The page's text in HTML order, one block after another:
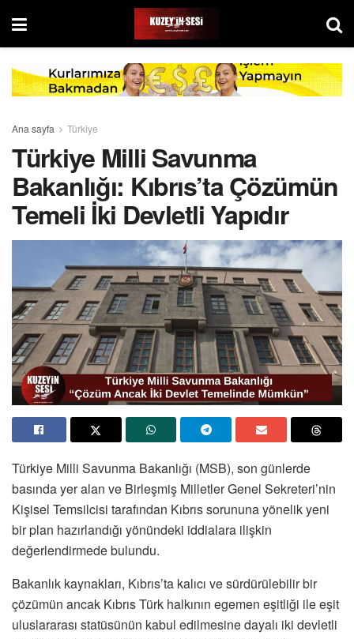
Ana sayfa Türkiye
Türkiye Milli Savunma
Bakanlığı: Kıbrıs’ta Çözümün
Temeli İki Devletli Yapıdır
Türkiye Milli Savunma Bakanlığı (MSB), son günlerde
basında yer alan ve Birleşmiş Milletler Genel Sekreteri’nin
Kişisel Temsilcisi tarafından Kıbrıs sorununa yönelik yeni
bir plan hazırlandığı yönündeki iddialara ilişkin
değerlendirmede bulundu.
Bakanlık kaynakları, Kıbrıs’ta kalıcı ve sürdürülebilir bir
çözümün ancak Kıbrıs Türk halkının egemen eşitliği ile eşit
uluslararası statüsünün kabul edilmesine dayalı iki devletli